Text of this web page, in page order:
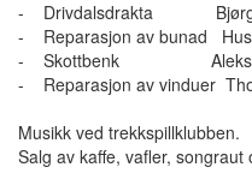
- Drivdalsdrakta Bjørg
- Reparasjon av bunad
- Skottbenk
- Reparasjon av vinduer
Musikk ved trekkspillklubben.
Salg av kaffe, vafler, songraut